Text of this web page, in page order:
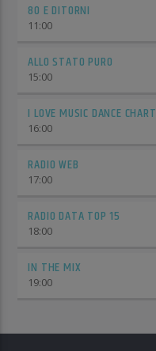
80 E DITORNI
11:00
ALLO STATO PURO
15:00
I LOVE MUSIC DANCE CHART
16:00
RADIO WEB
17:00
RADIO DATA TOP 15
18:00
IN THE MIX
19:00